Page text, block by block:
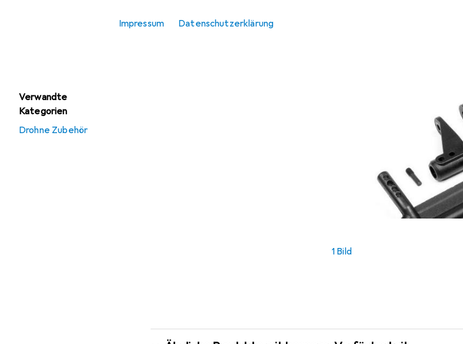
Impressum Datenschutzerklärung
Verwandte
Kategorien
Drohne Zubehör
1 Bild